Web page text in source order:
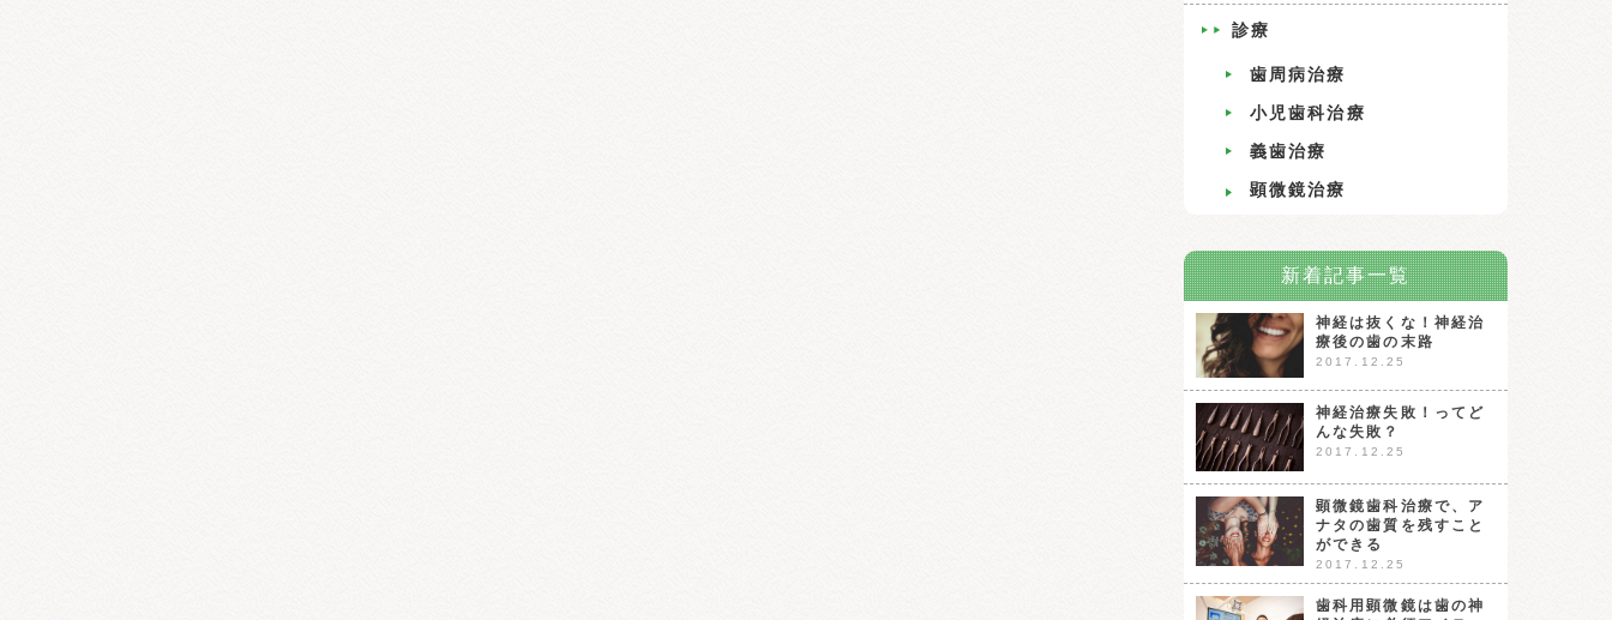
診療
歯周病治療
小児歯科治療
義歯治療
顕微鏡治療
新着記事一覧
神経は抜くな！神経治
療後の歯の末路
2017.12.25
神経治療失敗！ってど
んな失敗？
2017.12.25
顕微鏡歯科治療で、ア
ナタの歯質を残すこと
ができる
2017.12.25
歯科用顕微鏡は歯の神